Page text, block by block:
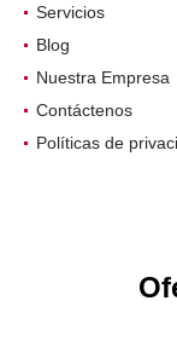
Servicios
Blog
Nuestra Empresa
Contáctenos
Políticas de